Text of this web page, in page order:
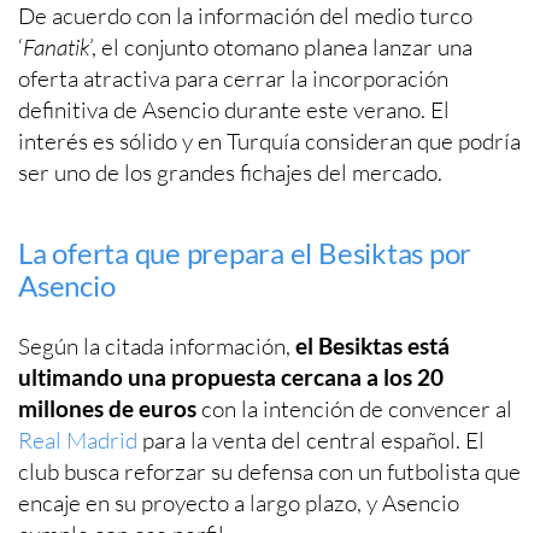
De acuerdo con la información del medio turco
‘Fanatik’, el conjunto otomano planea lanzar una
oferta atractiva para cerrar la incorporación
definitiva de Asencio durante este verano. El
interés es sólido y en Turquía consideran que podría
ser uno de los grandes fichajes del mercado.
La oferta que prepara el Besiktas por
Asencio
Según la citada información, el Besiktas está
ultimando una propuesta cercana a los 20
millones de euroscon la intención de convencer al
Real Madrid para la venta del central español. El
club busca reforzar su defensa con un futbolista que
encaje en su proyecto a largo plazo, y Asencio